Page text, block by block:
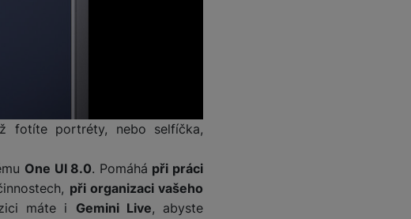
vhodné obsahy nebo reklamy jak
fotíte portréty, nebo selfíčka,
One UI 8.0. Pomáhá při práci
při organizaci vašeho
máte i Gemini Live, abyste